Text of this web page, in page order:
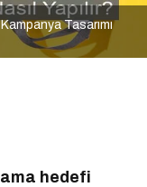
Tasarımı
hedefi